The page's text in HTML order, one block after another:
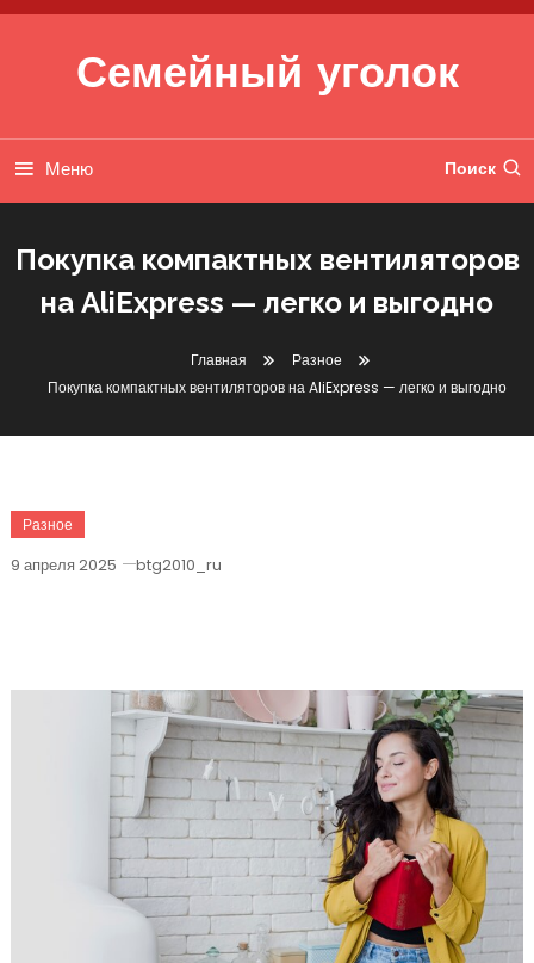
Перейти к содержимому
Семейный уголок
Меню Поиск
Покупка компактных вентиляторов
на AliExpress — легко и выгодно
Главная
Разное
Покупка компактных вентиляторов на AliExpress — легко и выгодно
Разное
9 апреля 2025 btg2010_ru